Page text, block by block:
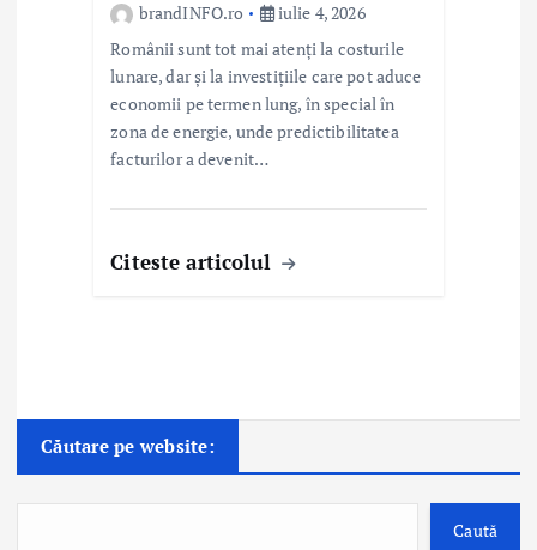
brandINFO.ro
iulie 4, 2026
Românii sunt tot mai atenți la costurile
lunare, dar și la investițiile care pot aduce
economii pe termen lung, în special în
zona de energie, unde predictibilitatea
facturilor a devenit…
Citeste articolul
Căutare pe website:
Caută